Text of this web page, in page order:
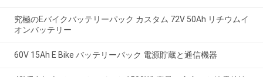
究極のEバイクバッテリーパック カスタム 72V 50Ah リチウムイ
オンバッテリー
60V 15Ah E Bike バッテリーパック 電源貯蔵と通信機器